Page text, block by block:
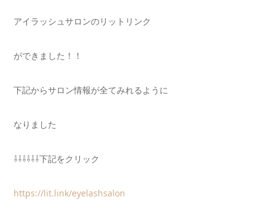
アイラ ッシュサロンのリットリンク
ができました！！
下記からサロン情報が全てみれるように
なりました
⇩⇩⇩⇩⇩⇩下記をクリック
https://lit.link/eyelashsalon